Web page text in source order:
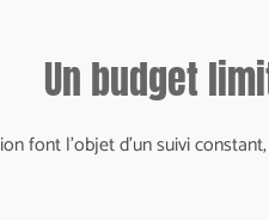
Un budget
font l'objet d'un suivi